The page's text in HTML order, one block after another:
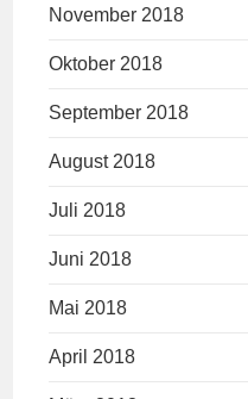
November 2018
Oktober 2018
September 2018
August 2018
Juli 2018
Juni 2018
Mai 2018
April 2018